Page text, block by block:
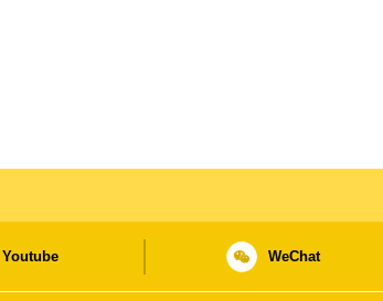
Youtube WeChat